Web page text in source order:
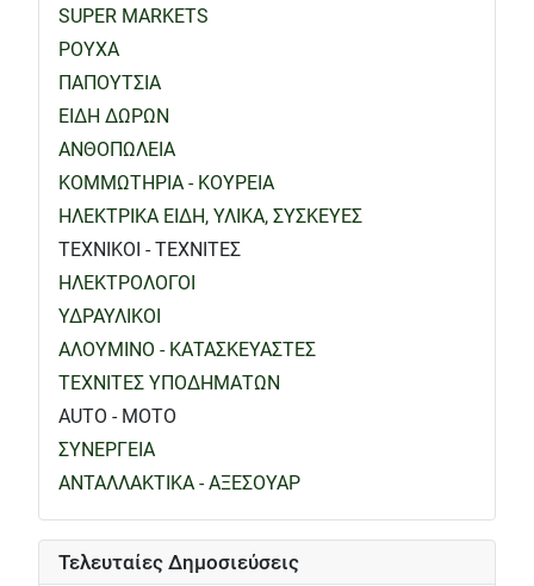
SUPER MARKETS
ΡΟΥΧΑ
ΠΑΠΟΥΤΣΙΑ
ΕΙΔΗ ΔΩΡΩΝ
ΑΝΘΟΠΩΛΕΙΑ
ΚΟΜΜΩΤΗΡΙΑ - ΚΟΥΡΕΙΑ
ΗΛΕΚΤΡΙΚΑ ΕΙΔΗ, ΥΛΙΚΑ, ΣΥΣΚΕΥΕΣ
ΤΕΧΝΙΚΟΙ - ΤΕΧΝΙΤΕΣ
ΗΛΕΚΤΡΟΛΟΓΟΙ
ΥΔΡΑΥΛΙΚΟΙ
ΑΛΟΥΜΙΝΟ - ΚΑΤΑΣΚΕΥΑΣΤΕΣ
ΤΕΧΝΙΤΕΣ ΥΠΟΔΗΜΑΤΩΝ
AUTO - MOTO
ΣΥΝΕΡΓΕΙΑ
ΑΝΤΑΛΛΑΚΤΙΚΑ - ΑΞΕΣΟΥΑΡ
Τελευταίες Δημοσιεύσεις